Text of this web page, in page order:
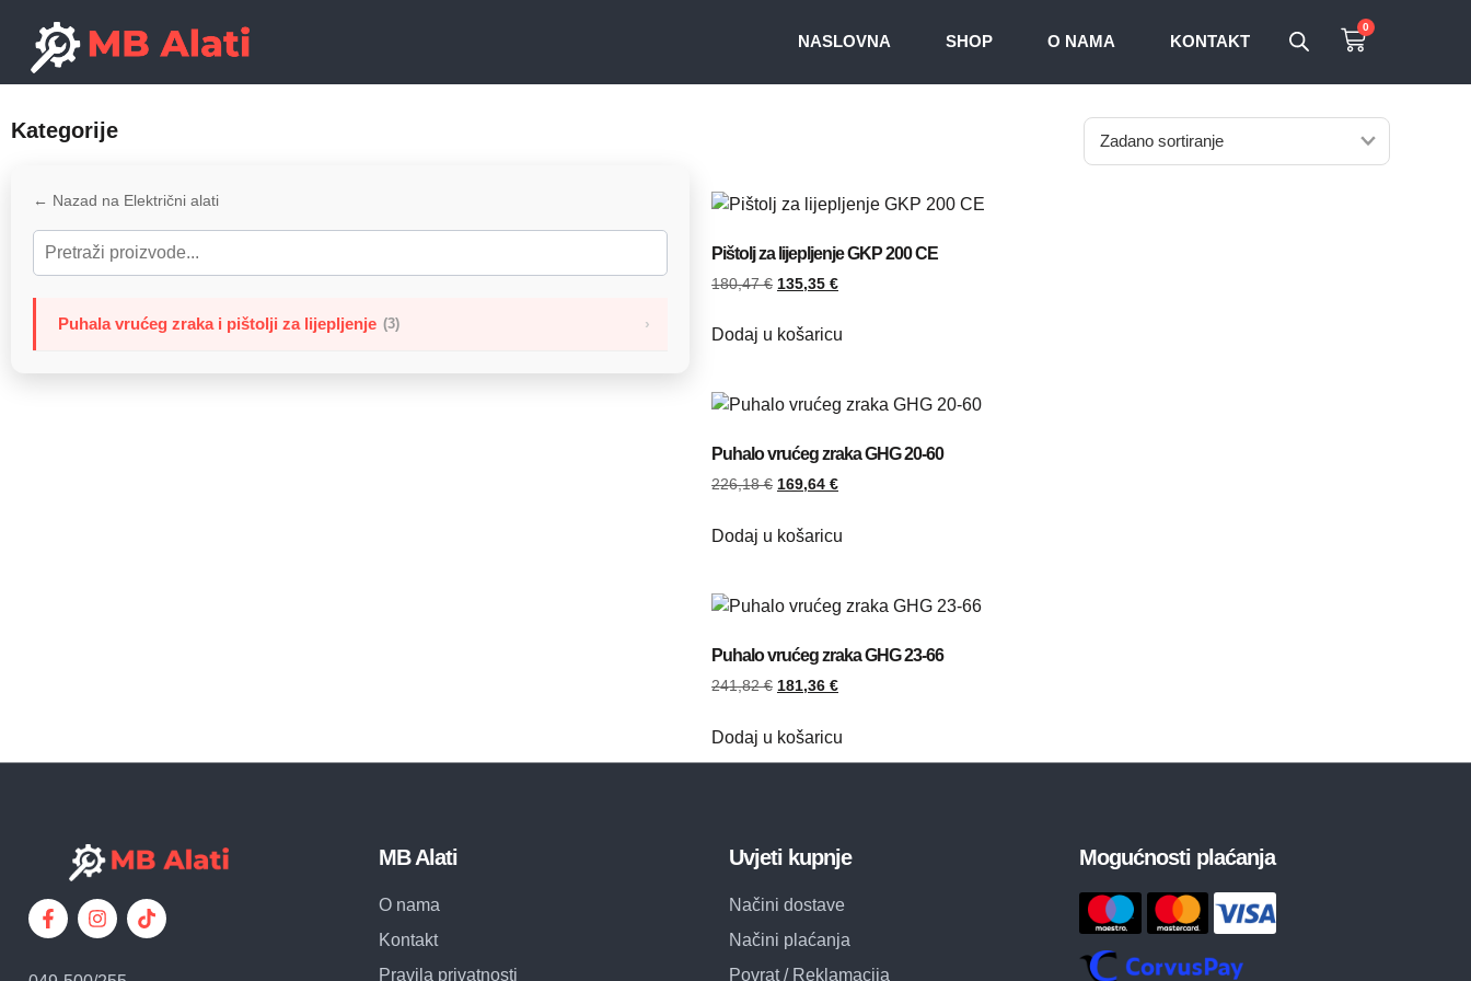
NASLOVNA SHOP O NAMA KONTAKT
0
Kategorije
← Nazad na Električni alati
Puhala vrućeg zraka i pištolji za lijepljenje (3)
Pištolj za lijepljenje GKP 200 CE
180,47€ 135,35 €
Dodaj u košaricu
Puhalo vrućeg zraka GHG 20-60
226,18€ 169,64 €
Dodaj u košaricu
Puhalo vrućeg zraka GHG 23-66
241,82€ 181,36 €
Dodaj u košaricu
MB Alati
O nama
Kontakt
Pravila privatnosti
Uvjeti kupnje
Načini dostave
Načini plaćanja
Povrat / Reklamacija
Mogućnosti plaćanja